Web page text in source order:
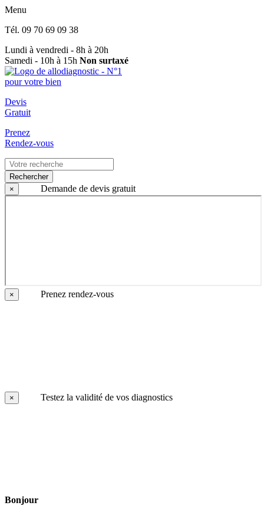
Menu
Tél. 09 70 69 09 38
Lundi à vendredi - 8h à 20h
Samedi - 10h à 15h Non surtaxé
Devis
Gratuit
Prenez
Rendez-vous
Rechercher
×
Demande de devis gratuit
× Prenez rendez-vous
× Testez la validité de vos diagnostics
Bonjour